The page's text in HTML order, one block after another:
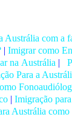
Austrália com a
| Imigrar como
na Austrália |
Para a
| Imigração
Austrália